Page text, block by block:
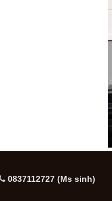
0837112727 (Ms sinh)